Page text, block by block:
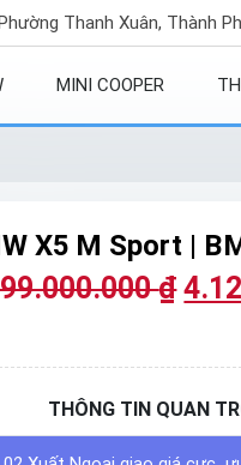
Thanh Xuân, Thành
MINI COOPER
X5 M Sport |
₫
THÔNG TIN QUAN